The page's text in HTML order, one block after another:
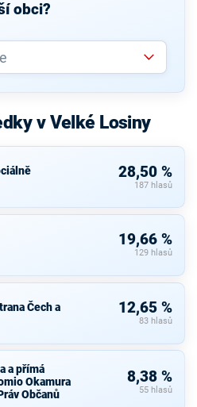
obci?
v Velké Losiny
28,50 %
187 hlasů
19,66 %
129 hlasů
Čech a
12,65 %
83 hlasů
a přímá
Okamura
Občanů
8,38 %
55 hlasů